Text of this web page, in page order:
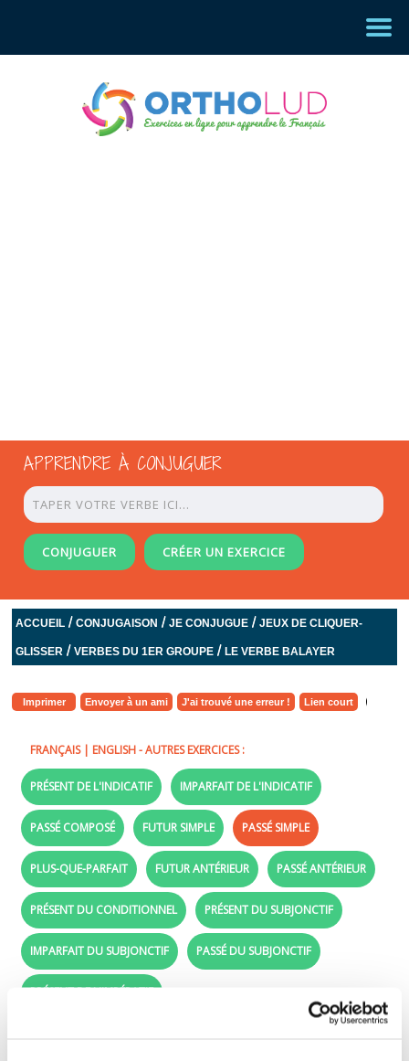
APPRENDRE À CONJUGUER
CONJUGUER CRÉER UN EXERCICE
ACCUEIL /CONJUGAISON /JE CONJUGUE /JEUX DE CLIQUER-
GLISSER /VERBES DU 1ER GROUPE /LE VERBE BALAYER
Imprimer Envoyer à un ami J'ai trouvé une erreur ! Lien court
FRANÇAIS| ENGLISH- AUTRES EXERCICES :
PRÉSENT DE L'INDICATIF IMPARFAIT DE L'INDICATIF
PASSÉ COMPOSÉ FUTUR SIMPLE PASSÉ SIMPLE
PLUS-QUE-PARFAIT FUTUR ANTÉRIEUR PASSÉ ANTÉRIEUR
PRÉSENT DU CONDITIONNEL PRÉSENT DU SUBJONCTIF
IMPARFAIT DU SUBJONCTIF PASSÉ DU SUBJONCTIF
PRÉSENT DE L'IMPÉRATIF